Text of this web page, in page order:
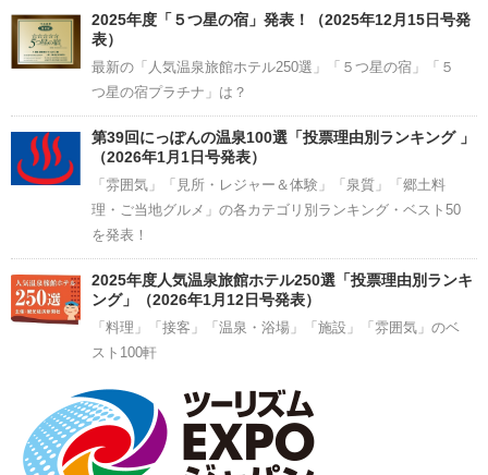
2025年度「５つ星の宿」発表！（2025年12月15日号発
表）
最新の「人気温泉旅館ホテル250選」「５つ星の宿」「５
つ星の宿プラチナ」は？
第39回にっぽんの温泉100選「投票理由別ランキング 」
（2026年1月1日号発表）
「雰囲気」「見所・レジャー＆体験」「泉質」「郷土料
理・ご当地グルメ」の各カテゴリ別ランキング・ベスト50
を発表！
2025年度人気温泉旅館ホテル250選「投票理由別ランキ
ング」（2026年1月12日号発表）
「料理」「接客」「温泉・浴場」「施設」「雰囲気」のベ
スト100軒